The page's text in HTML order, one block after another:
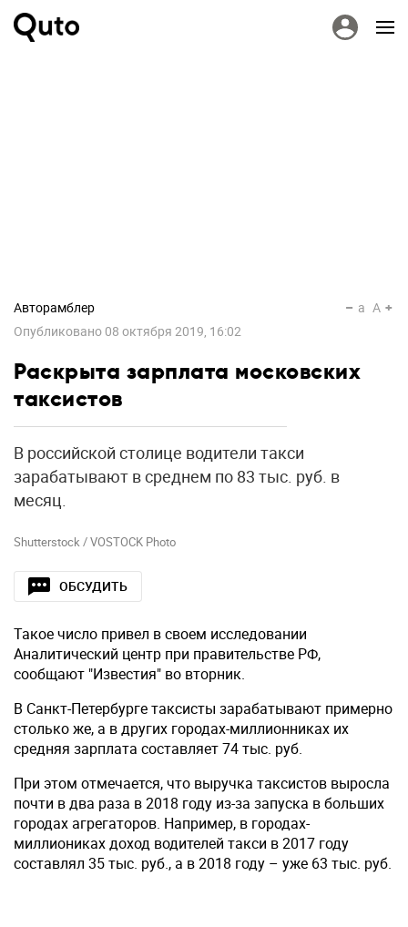
Авторамблер
Опубликовано 08 октября 2019, 16:02
a A
Раскрыта зарплата московских
таксистов
В российской столице водители такси
зарабатывают в среднем по 83 тыс. руб. в
месяц.
Shutterstock / VOSTOCK Photo
ОБСУДИТЬ
Такое число привел в своем исследовании
Аналитический центр при правительстве РФ,
сообщают "Известия" во вторник.
В Санкт-Петербурге таксисты зарабатывают примерно
столько же, а в других городах-миллионниках их
средняя зарплата составляет 74 тыс. руб.
При этом отмечается, что выручка таксистов выросла
почти в два раза в 2018 году из-за запуска в больших
городах агрегаторов. Например, в городах-
миллиониках доход водителей такси в 2017 году
составлял 35 тыс. руб., а в 2018 году – уже 63 тыс. руб.